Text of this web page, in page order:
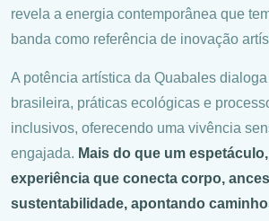
revela a energia contemporânea que
banda como referência de inovação
A potência artística da Quabales
brasileira, práticas ecológicas e
inclusivos, oferecendo uma vivência
engajada. Mais do que um
experiência que conecta corpo,
sustentabilidade, apontando